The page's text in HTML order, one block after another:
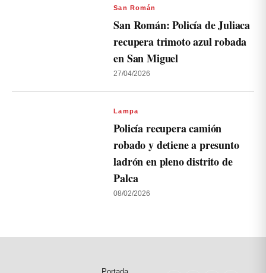
San Román
San Román: Policía de Juliaca
recupera trimoto azul robada
en San Miguel
27/04/2026
Lampa
Policía recupera camión
robado y detiene a presunto
ladrón en pleno distrito de
Palca
08/02/2026